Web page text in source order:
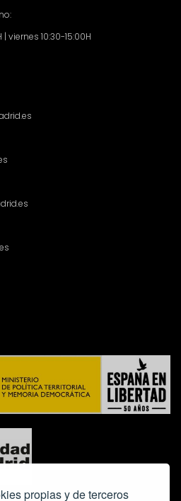
propias y de terceros
viernes 10:30-15:00H